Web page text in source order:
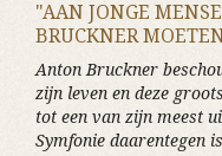
"AAN JONGE
BRUCKNER
Anton Bruckner
zijn leven en deze
tot een van zijn meest
Symfonie daarentegen